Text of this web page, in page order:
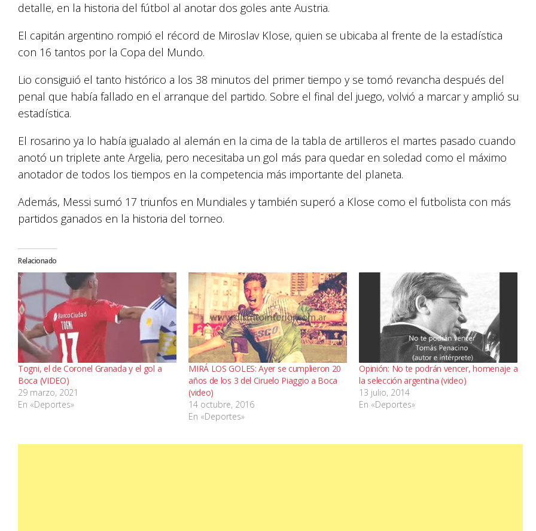
detalle, en la historia del fútbol al anotar dos goles ante Austria.
El capitán argentino rompió el récord de Miroslav Klose, quien se ubicaba al frente de la estadística
con 16 tantos por la Copa del Mundo.
Lio consiguió el tanto histórico a los 38 minutos del primer tiempo y se tomó revancha después del
penal que había fallado en el arranque del partido. Sobre el final del juego, volvió a marcar y amplió su
estadística.
El rosarino ya lo había igualado al alemán en la cima de la tabla de artilleros el martes pasado cuando
anotó un triplete ante Argelia, pero necesitaba un gol más para quedar en soledad como el máximo
anotador de todos los tiempos en la competencia más importante del planeta.
Además, Messi sumó 17 triunfos en Mundiales y también superó a Klose como el futbolista con más
partidos ganados en la historia del torneo.
Relacionado
Togni, el de Coronel Granada y el gol a
Boca (VIDEO)
29 marzo, 2021
En «Deportes»
MIRÁ LOS GOLES: Ayer se cumplieron 20
años de los 3 del Ciruelo Piaggio a Boca
(video)
14 octubre, 2016
En «Deportes»
Opinión: No te podrán vencer, homenaje a
la selección argentina (video)
13 julio, 2014
En «Deportes»